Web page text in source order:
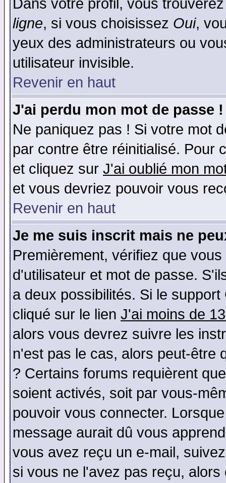
Dans votre profil, vous
ligne, si vous choisissez Oui,
yeux des administrateurs ou
utilisateur invisible.
Revenir en haut
J'ai perdu mon mot de passe !
Ne paniquez pas ! Si votre mot
par contre être réinitialisé. Pour
et cliquez sur J'ai oublié mon
et vous devriez pouvoir vous
Revenir en haut
Je me suis inscrit mais ne
Premièrement, vérifiez que
d'utilisateur et mot de passe.
a deux possibilités. Si le
cliqué sur le lien J'ai moins de
alors vous devrez suivre les
n'est pas le cas, alors peut-être
? Certains forums requièrent
soient activés, soit par vous-
pouvoir vous connecter.
message aurait dû vous
vous avez reçu un e-mail,
si vous ne l'avez pas reçu,